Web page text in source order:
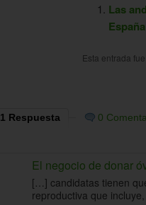
Las
España
Esta entrada
1 Respuesta 0
El negocio de donar
[…] candidatas tienen
reproductiva que